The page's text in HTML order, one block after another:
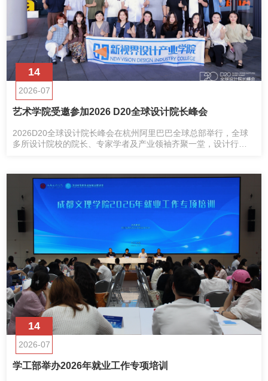
14
2026-07
艺术学院受邀参加2026 D20全球设计院长峰会
2026D20全球设计院长峰会在杭州阿里巴巴全球总部举行，全球
多所设计院校的院长、专家学者及产业领袖齐聚一堂，设计行业
14
2026-07
学工部举办2026年就业工作专项培训